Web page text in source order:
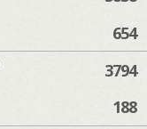
654
3794
188